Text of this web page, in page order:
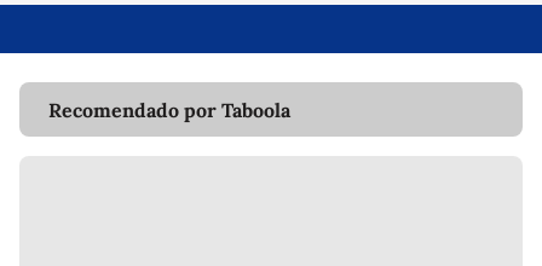
Recomendado por Taboola